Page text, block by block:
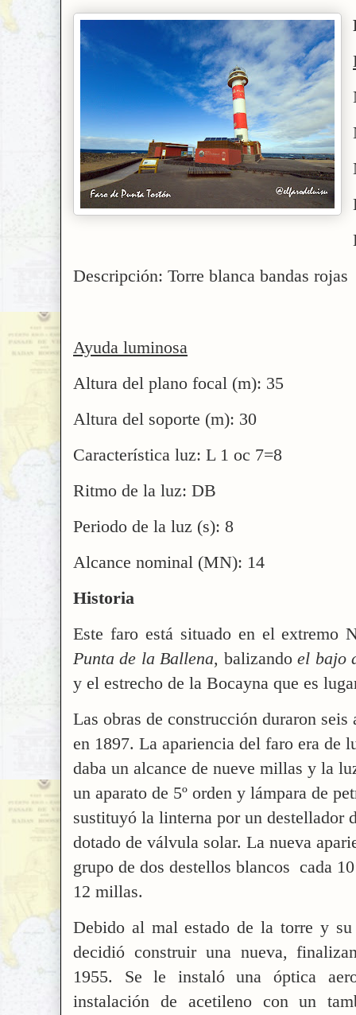
Descripción: Torre blanca bandas rojas
Ayuda luminosa
Altura del plano focal (m): 35
Altura del soporte (m): 30
Característica luz: L 1 oc 7=8
Ritmo de la luz: DB
Periodo de la luz (s): 8
Alcance nominal (MN): 14
Historia
Este faro está situado en el extremo
Punta de la Ballena, balizandoel bajo
y el estrecho de la Bocayna que es
Las obras de construcción duraron
en 1897. La apariencia del faro era de
daba un alcance de nueve millas y la
un aparato de 5º orden y lámpara de
sustituyó la linterna por un destellador
dotado de válvula solar. La nueva
grupo de dos destellos blancos cada
12 millas.
Debido al mal estado de la torre y su
decidió construir una nueva,
1955. Se le instaló una óptica
instalación de acetileno con un